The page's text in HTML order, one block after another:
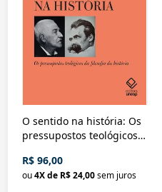
O sentido na história: Os
pressupostos teológicos
R$ 96,00
ou 4X de R$ 24,00 sem juros